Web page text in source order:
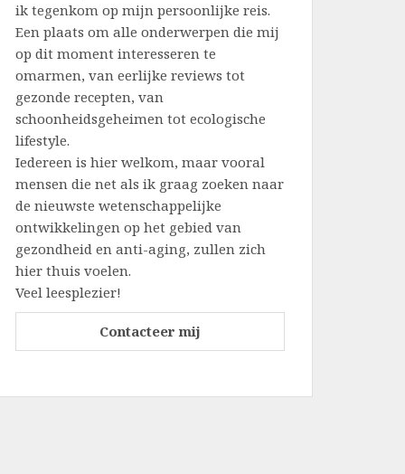
ik tegenkom op mijn persoonlijke reis.
Een plaats om alle onderwerpen die mij
op dit moment interesseren te
omarmen, van eerlijke reviews tot
gezonde recepten, van
schoonheidsgeheimen tot ecologische
lifestyle.
Iedereen is hier welkom, maar vooral
mensen die net als ik graag zoeken naar
de nieuwste wetenschappelijke
ontwikkelingen op het gebied van
gezondheid en anti-aging, zullen zich
hier thuis voelen.
Veel leesplezier!
Contacteer mij